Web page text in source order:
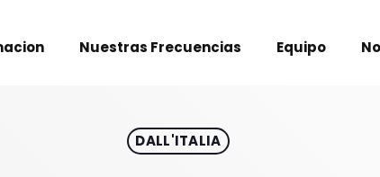
Nuestras Frecuencias Equipo
DALL'ITALIA